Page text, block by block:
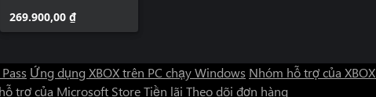
Pack
269.900,00 ₫
Ứng dụng XBOX trên PC chạy Windows Nhóm hỗ trợ của XBOX
trợ của Microsoft StoreTiền lãi Theo dõi đơn hàng